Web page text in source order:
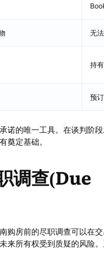
无
持
预
诺的唯一工具。在谈判阶
奠定基础。
调查(Due
购房前的尽职调查可以在
来所有权受到质疑的风险